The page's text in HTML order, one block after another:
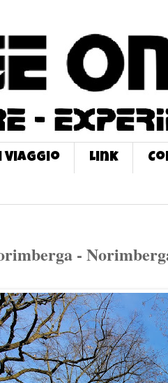
Viaggio Link
-